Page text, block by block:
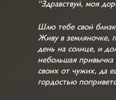
“Здравствуй, моя
Шлю тебе свой
Живу в земляночке,
день на солнце, и
небольшая
своих от чужих, да
гордостью